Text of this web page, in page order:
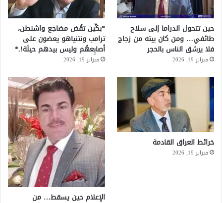
حين تتحول الدراما إلى سلاح
طائفي… ومن كان بيته من زجاج
فلا يرشق الناس بالحجر
فبراير 19, 2026
*بكِّين تقُض مضاجع واشنطن،
ترامب ونتنياهو يعضون على
أصابِعهُم وليس بيدهم حيلَة!.*
فبراير 19, 2026
خرائط العراق القادمة
فبراير 19, 2026
الإعلام حين يسقط… من